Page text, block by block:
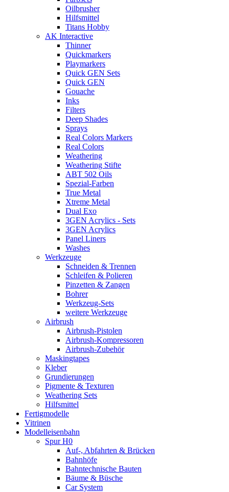
Oilbrusher
Hilfsmittel
Titans Hobby
AK Interactive
Thinner
Quickmarkers
Playmarkers
Quick GEN Sets
Quick GEN
Gouache
Inks
Filters
Deep Shades
Sprays
Real Colors Markers
Real Colors
Weathering
Weathering Stifte
ABT 502 Oils
Spezial-Farben
True Metal
Xtreme Metal
Dual Exo
3GEN Acrylics - Sets
3GEN Acrylics
Panel Liners
Washes
Werkzeuge
Schneiden & Trennen
Schleifen & Polieren
Pinzetten & Zangen
Bohrer
Werkzeug-Sets
weitere Werkzeuge
Airbrush
Airbrush-Pistolen
Airbrush-Kompressoren
Airbrush-Zubehör
Maskingtapes
Kleber
Grundierungen
Pigmente & Texturen
Weathering Sets
Hilfsmittel
Fertigmodelle
Vitrinen
Modelleisenbahn
Spur H0
Auf-, Abfahrten & Brücken
Bahnhöfe
Bahntechnische Bauten
Bäume & Büsche
Car System